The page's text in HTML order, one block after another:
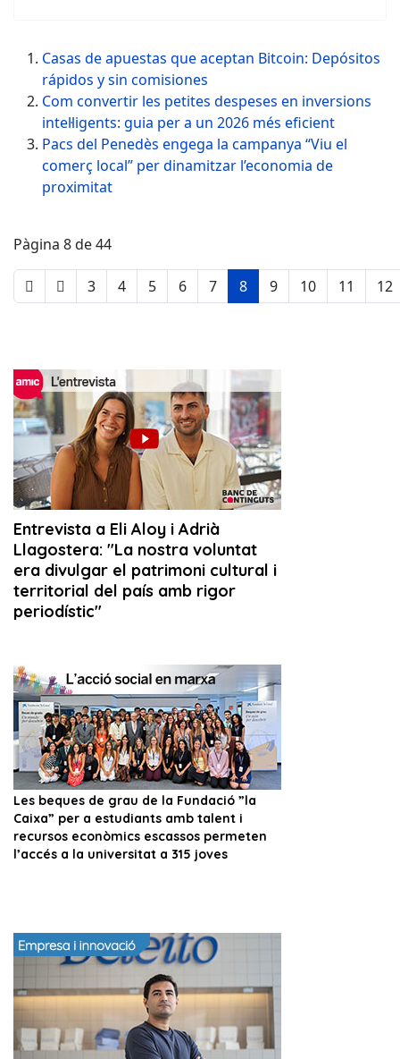
Casas de apuestas que aceptan Bitcoin: Depósitos
rápidos y sin comisiones
Com convertir les petites despeses en inversions
intel·ligents: guia per a un 2026 més eficient
Pacs del Penedès engega la campanya “Viu el
comerç local” per dinamitzar l’economia de
proximitat
Pàgina 8 de 44
3 4 5 6 7 8 9 10 11 12